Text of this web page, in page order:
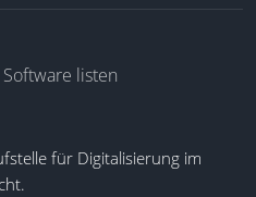
Software listen
für Digitalisierung im